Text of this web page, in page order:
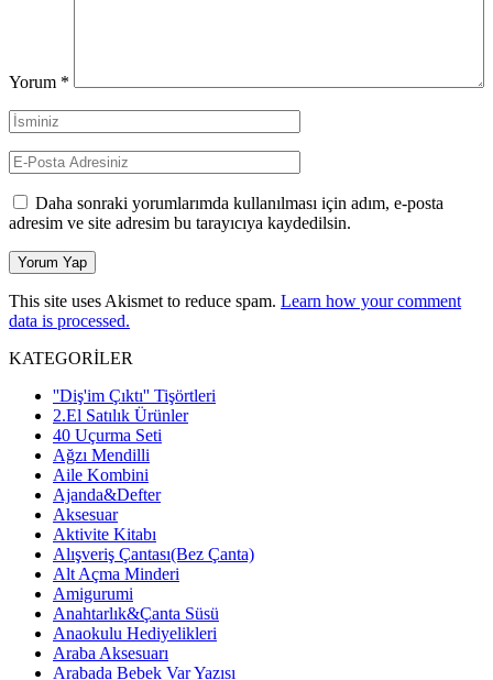
Yorum *
Daha sonraki yorumlarımda kullanılması için adım, e-posta
adresim ve site adresim bu tarayıcıya kaydedilsin.
This site uses Akismet to reduce spam. Learn how your comment
data is processed.
KATEGORİLER
''Diş'im Çıktı'' Tişörtleri
2.El Satılık Ürünler
40 Uçurma Seti
Ağzı Mendilli
Aile Kombini
Ajanda&Defter
Aksesuar
Aktivite Kitabı
Alışveriş Çantası(Bez Çanta)
Alt Açma Minderi
Amigurumi
Anahtarlık&Çanta Süsü
Anaokulu Hediyelikleri
Araba Aksesuarı
Arabada Bebek Var Yazısı